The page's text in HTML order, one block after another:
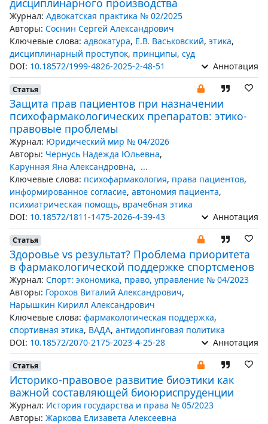
дисциплинарного производства
Журнал: Адвокатская практика № 02/2025
Авторы: Соснин Сергей Александрович
Ключевые слова: адвокатура, Е.В. Васьковский, этика,
дисциплинарный проступок, принципы, суд
DOI: 10.18572/1999-4826-2025-2-48-51 Аннотация
Статья
Защита прав пациентов при назначении
психофармакологических препаратов: этико-
правовые проблемы
Журнал: Юридический мир № 04/2026
Авторы: Чернусь Надежда Юльевна,
Карунная Яна Александровна, ...
Ключевые слова: психофармакология, права пациентов,
информированное согласие, автономия пациента,
психиатрическая помощь, врачебная этика
DOI: 10.18572/1811-1475-2026-4-39-43 Аннотация
Статья
Здоровье vs результат? Проблема приоритета
в фармакологической поддержке спортсменов
Журнал: Спорт: экономика, право, управление № 04/2023
Авторы: Горохов Виталий Александрович,
Нарышкин Кирилл Александрович
Ключевые слова: фармакологическая поддержка,
спортивная этика, ВАДА, антидопинговая политика
DOI: 10.18572/2070-2175-2023-4-25-28 Аннотация
Статья
Историко-правовое развитие биоэтики как
важной составляющей биоюриспруденции
Журнал: История государства и права № 05/2023
Авторы: Жаркова Елизавета Алексеевна